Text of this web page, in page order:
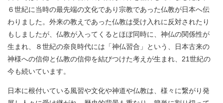
６世紀に当時の最先端の文化であり宗教であった仏教が日本へ伝
わりました。外来の教えであった仏教は受け入れに反対されたり
もしましたが、仏教が入ってくるとほぼ同時に、神仏の関係性が
生まれ、８世紀の奈良時代には「神仏習合」という、日本古来の
神様への信仰と仏教の信仰を結びつけた考えが生まれ、21世紀の
今も続いています。
日本に根付いている風習や文化や神道や仏教は、様々に繋がり発